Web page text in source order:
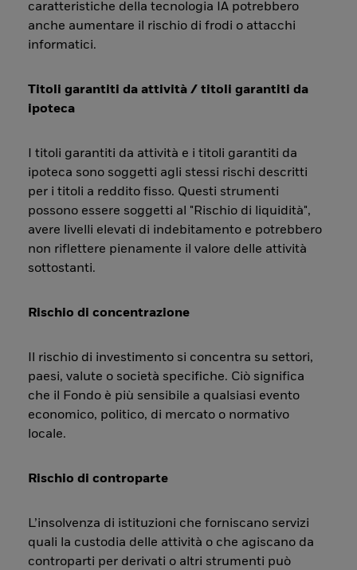
caratteristiche della tecnologia IA potrebbero
anche aumentare il rischio di frodi o attacchi
informatici.
Titoli garantiti da attività / titoli garantiti da
ipoteca
I titoli garantiti da attività e i titoli garantiti da
ipoteca sono soggetti agli stessi rischi descritti
per i titoli a reddito fisso. Questi strumenti
possono essere soggetti al "Rischio di liquidità",
avere livelli elevati di indebitamento e potrebbero
non riflettere pienamente il valore delle attività
sottostanti.
Rischio di concentrazione
Il rischio di investimento si concentra su settori,
paesi, valute o società specifiche. Ciò significa
che il Fondo è più sensibile a qualsiasi evento
economico, politico, di mercato o normativo
locale.
Rischio di controparte
L’insolvenza di istituzioni che forniscano servizi
quali la custodia delle attività o che agiscano da
controparti per derivati o altri strumenti può